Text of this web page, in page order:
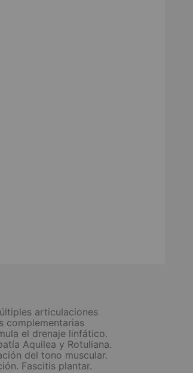
articulaciones
complementarias
el drenaje linfático.
Aquilea y Rotuliana.
del tono muscular.
Fascitis plantar.